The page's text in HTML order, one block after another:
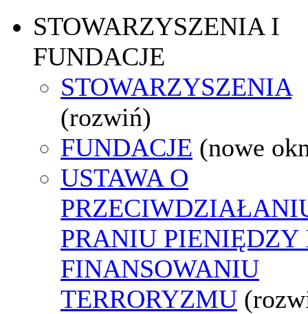
STOWARZYSZENIA I
FUNDACJE
STOWARZYSZENIA
(rozwiń)
FUNDACJE (nowe
USTAWA O
PRANIU PIENIĘDZY
FINANSOWANIU
TERRORYZMU